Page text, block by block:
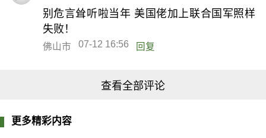
别危言耸听啦当年 美国佬加上联合国军照样
失败！
佛山市 07-12 16:56 回复
查看全部评论
更多精彩内容